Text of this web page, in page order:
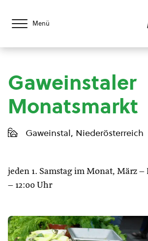
Menü
Gaweinstaler
Monatsmarkt
Gaweinstal, Niederösterreich
jeden 1. Samstag im Monat, März –
– 12:00 Uhr